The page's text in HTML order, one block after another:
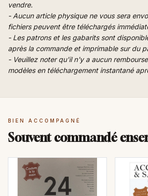
vendre.
- Aucun article physique ne vous sera
fichiers peuvent être téléchargés
- Les patrons et les gabarits sont
après la commande et imprimable sur du
- Veuillez noter qu'il n'y a aucun
modèles en téléchargement instantané
BIEN ACCOMPAGNÉ
Souvent commandé